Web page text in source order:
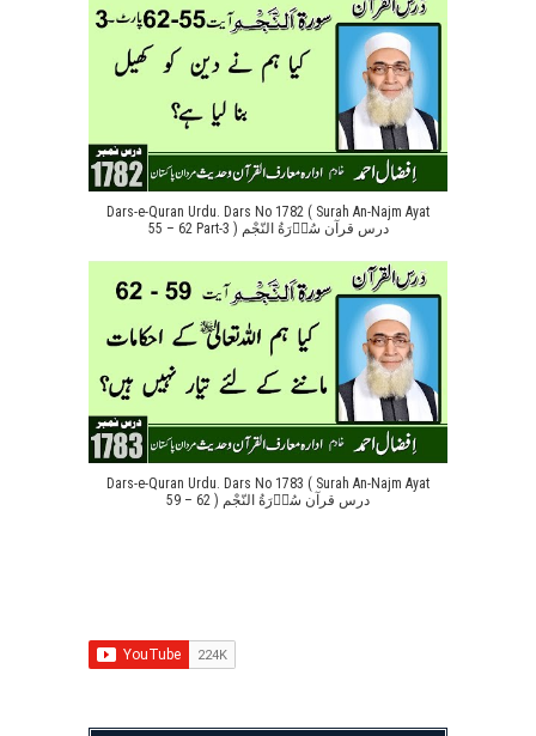
Dars-e-Quran Urdu. Dars No 1782 ( Surah An-Najm Ayat
55 – 62 Part-3 ) درس قرآن سُوۡرَةُ النّجْم
Dars-e-Quran Urdu. Dars No 1783 ( Surah An-Najm Ayat
59 – 62 ) درس قرآن سُوۡرَةُ النّجْم